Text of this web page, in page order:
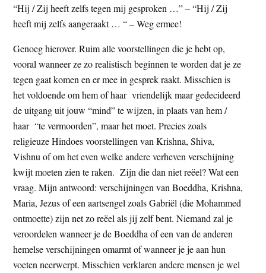
“Hij / Zij heeft zelfs tegen mij gesproken …” – “Hij / Zij
heeft mij zelfs aangeraakt … “ – Weg ermee!
Genoeg hierover. Ruim alle voorstellingen die je hebt op,
vooral wanneer ze zo realistisch beginnen te worden dat je ze
tegen gaat komen en er mee in gesprek raakt. Misschien is
het voldoende om hem of haar vriendelijk maar gedecideerd
de uitgang uit jouw “mind” te wijzen, in plaats van hem /
haar “te vermoorden”, maar het moet. Precies zoals
religieuze Hindoes voorstellingen van Krishna, Shiva,
Vishnu of om het even welke andere verheven verschijning
kwijt moeten zien te raken. Zijn die dan niet reëel? Wat een
vraag. Mijn antwoord: verschijningen van Boeddha, Krishna,
Maria, Jezus of een aartsengel zoals Gabriël (die Mohammed
ontmoette) zijn net zo reëel als jij zelf bent. Niemand zal je
veroordelen wanneer je de Boeddha of een van de anderen
hemelse verschijningen omarmt of wanneer je je aan hun
voeten neerwerpt. Misschien verklaren andere mensen je wel